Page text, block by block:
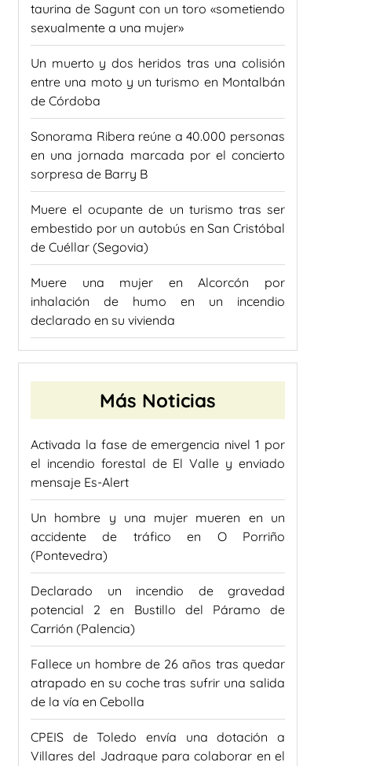
taurina de Sagunt con un toro «sometiendo
sexualmente a una mujer»
Un muerto y dos heridos tras una colisión
entre una moto y un turismo en Montalbán
de Córdoba
Sonorama Ribera reúne a 40.000 personas
en una jornada marcada por el concierto
sorpresa de Barry B
Muere el ocupante de un turismo tras ser
embestido por un autobús en San Cristóbal
de Cuéllar (Segovia)
Muere una mujer en Alcorcón por
inhalación de humo en un incendio
declarado en su vivienda
Más Noticias
Activada la fase de emergencia nivel 1 por
el incendio forestal de El Valle y enviado
mensaje Es-Alert
Un hombre y una mujer mueren en un
accidente de tráfico en O Porriño
(Pontevedra)
Declarado un incendio de gravedad
potencial 2 en Bustillo del Páramo de
Carrión (Palencia)
Fallece un hombre de 26 años tras quedar
atrapado en su coche tras sufrir una salida
de la vía en Cebolla
CPEIS de Toledo envía una dotación a
Villares del Jadraque para colaborar en el